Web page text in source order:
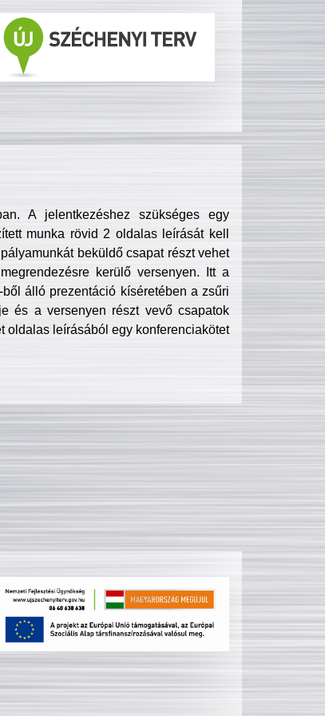
A jelentkezéshez szükséges egy
munka rövid 2 oldalas leírását kell
beküldő csapat részt vehet
kerülő versenyen. Itt a
álló prezentáció kíséretében a zsűri
és a versenyen részt vevő csapatok
oldalas leírásából egy konferenciakötet